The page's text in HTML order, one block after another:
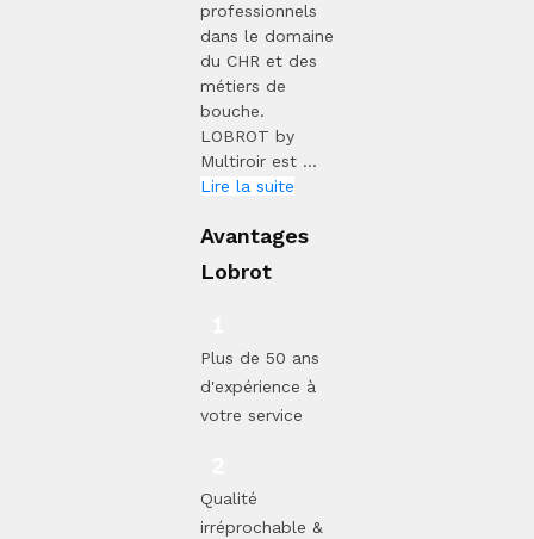
professionnels
dans le domaine
du CHR et des
métiers de
bouche.
LOBROT by
Multiroir est ...
Lire la suite
Avantages
Lobrot
Plus de 50 ans
d'expérience à
votre service
Qualité
irréprochable &